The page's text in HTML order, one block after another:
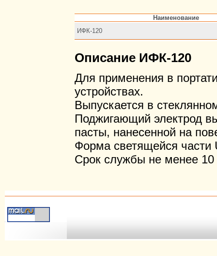
Наименование
ИФК-120
Описание ИФК-120
Для применения в
устройствах.
Выпускается в
Поджигающий электрод
пасты, нанесенной на
Форма светящейся части
Срок службы не менее